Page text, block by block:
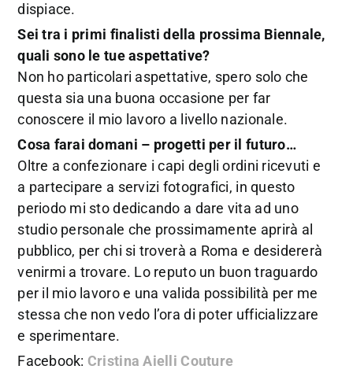
dispiace.
Sei tra i primi finalisti della prossima Biennale,
quali sono le tue aspettative?
Non ho particolari aspettative, spero solo che
questa sia una buona occasione per far
conoscere il mio lavoro a livello nazionale.
Cosa farai domani – progetti per il futuro…
Oltre a confezionare i capi degli ordini ricevuti e
a partecipare a servizi fotografici, in questo
periodo mi sto dedicando a dare vita ad uno
studio personale che prossimamente aprirà al
pubblico, per chi si troverà a Roma e desidererà
venirmi a trovare. Lo reputo un buon traguardo
per il mio lavoro e una valida possibilità per me
stessa che non vedo l’ora di poter ufficializzare
e sperimentare.
Facebook: Cristina Aielli Couture